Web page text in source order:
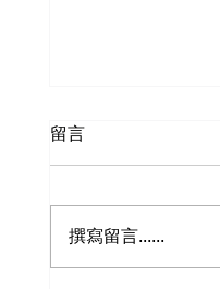
員工旅遊出發啦✈️
留言
撰寫留言......